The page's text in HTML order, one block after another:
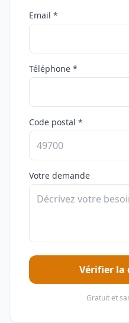
Email *
Téléphone *
Code postal *
Votre demande
Vérifier la
Gratuit et